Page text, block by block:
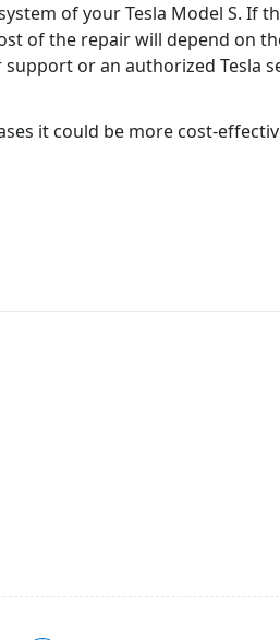
of your Tesla Model S. If
of the repair will depend on
or an authorized Tesla
it could be more cost-